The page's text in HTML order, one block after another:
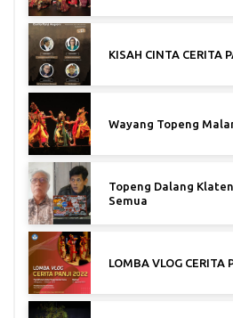
KISAH CINTA CERITA
Wayang Topeng
Topeng Dalang
Semua
LOMBA VLOG CERITA